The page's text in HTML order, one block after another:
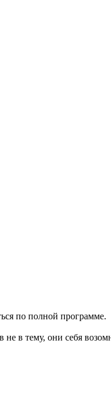
по полной программе.
в тему, они себя